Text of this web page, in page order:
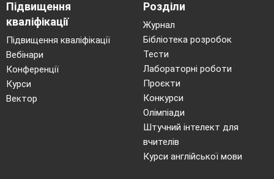
Підвищення
кваліфікації
Підвищення кваліфікації
Вебінари
Конференції
Курси
Вектор
Розділи
Журнал
Бібліотека розробок
Тести
Лабораторні роботи
Проєкти
Конкурси
Олімпіади
Штучний інтелект для
вчителів
Курси англійської мови